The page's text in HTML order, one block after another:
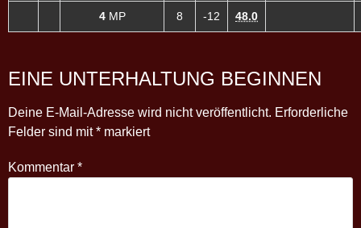
4MP 8 -12 48.0
EINE UNTERHALTUNG BEGINNEN
Deine E-Mail-Adresse wird nicht veröffentlicht. Erforderliche
Felder sind mit* markiert
Kommentar *